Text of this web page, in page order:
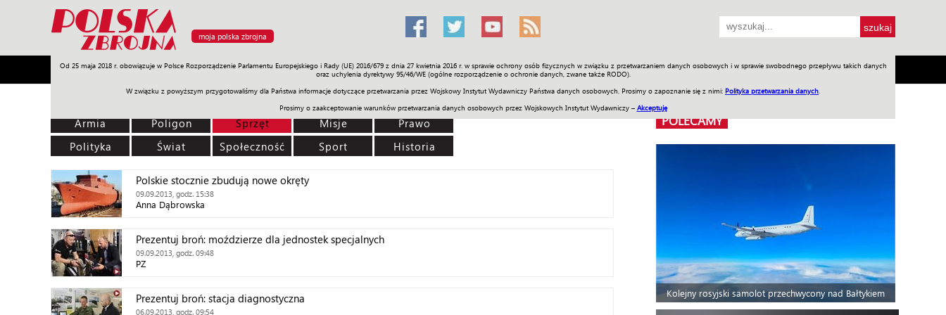
moja polska zbrojna
Od 25 maja 2018 r. obowiązuje w Polsce Rozporządzenie Parlamentu Europejskiego i Rady (UE) 2016/679 z dnia 27 kwietnia 2016 r. w sprawie ochrony osób fizycznych w związku z przetwarzaniem danych osobowych i w sprawie swobodnego przepływu takich danych
oraz uchylenia dyrektywy 95/46/WE (ogólne rozporządzenie o ochronie danych, zwane także RODO).
W związku z powyższym przygotowaliśmy dla Państwa informacje dotyczące przetwarzania przez Wojskowy Instytut Wydawniczy Państwa danych osobowych. Prosimy o zapoznanie się z nimi: Polityka przetwarzania danych
Prosimy o zaakceptowanie warunków przetwarzania danych osobowych przez Wojskowych Instytut Wydawniczy – Akceptuję
Armia Poligon Sprzęt Misje Polityka Prawo Świat Społeczność Sport Historia Galerie Wideo ENGLISH SKLEP Jednodniówki Praca w WIW
Armia Poligon Sprzęt Misje
Prawo
Polityka
Świat Społeczność Sport Historia
Polskie stocznie zbudują nowe okręty
09.09.2013, godz. 15:38
Anna Dąbrowska
Prezentuj broń: moździerze dla jednostek specjalnych
09.09.2013, godz. 09:48
PZ
Prezentuj broń: stacja diagnostyczna
06.09.2013, godz. 09:54
POLECAMY
Kolejny rosyjski samolot przechwycony nad Bałtykiem